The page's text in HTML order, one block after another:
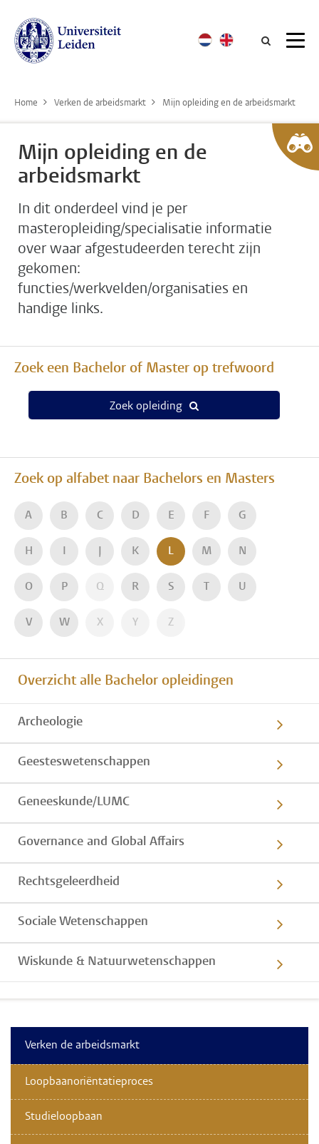
Home Verken de arbeidsmarkt Mijn opleiding en de arbeidsmarkt
Mijn opleiding en de
arbeidsmarkt
In dit onderdeel vind je per
masteropleiding/specialisatie informatie
over waar afgestudeerden terecht zijn
gekomen:
functies/werkvelden/organisaties en
handige links.
Zoek een Bachelor of Master op trefwoord
Zoek opleiding
Zoek op alfabet naar Bachelors en Masters
A B C D E F G
H K L M N
O P Q R S U
V W X Y Z
Overzicht alle Bachelor opleidingen
Archeologie
Geesteswetenschappen
Geneeskunde/LUMC
Governance and Global Affairs
Rechtsgeleerdheid
Sociale Wetenschappen
Wiskunde & Natuurwetenschappen
Verken de arbeidsmarkt
Loopbaanoriëntatieproces
Studieloopbaan